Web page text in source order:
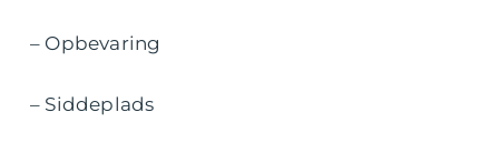
– Opbevaring
– Siddeplads